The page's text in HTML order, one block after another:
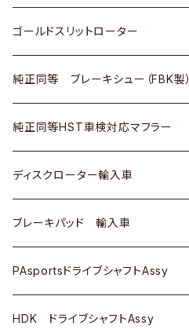
三菱ふそう
ＢＭＷ
三菱ふそう
その他
スバル
マツダ
三菱
スバル
三菱
ダイハツ
マツダ
三菱
スバル
日産
いすゞ
ダイハツ
マツダ
三菱
スバル
ＢＥＮＺ
スズキ
日産
ダイハツ
マツダ
三菱
スバル
ホンダ
日産
いすゞ
ダイハツ
マツダ
三菱
スバル
トヨタ
ホンダ
スズキ
日産
ダイハツ
マツダ
三菱
ゴールドスリットローター
トヨタ
ホンダ
スズキ
日産
ダイハツ
マツダ
純正同等 ブレーキシュー（FBK製）
ホンダ
スズキ
日産
ダイハツ
マツダ
純正同等HST車検対応マフラー
トヨタ
ホンダ
スズキ
日産
ディスクローター輸入車
ＡＵＤＩ
ＢＥＮＺ
ＢＭＷ
ブレーキパッド 輸入車
ＢＥＮＺ
ＢＭＷ
PAsportsドライブシャフトAssy
トヨタ
HDK ドライブシャフトAssy